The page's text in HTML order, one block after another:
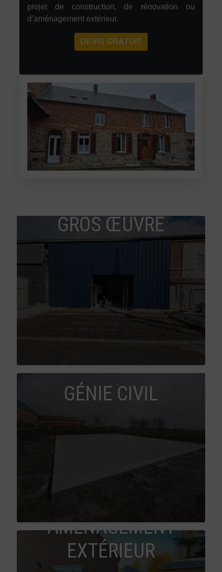
projet de construction, de rénovation ou
d’aménagement extérieur.
DEVIS GRATUIT
GROS ŒUVRE
GÉNIE CIVIL
AMÉNAGEMENT
EXTÉRIEUR